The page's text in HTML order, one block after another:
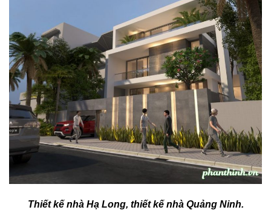
Thiết kế nhà Hạ Long, thiết kế nhà Quảng Ninh.